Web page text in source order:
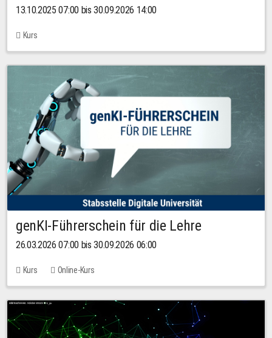
13.10.2025 07:00 bis 30.09.2026 14:00
Kurs
genKI-Führerschein für die Lehre
26.03.2026 07:00 bis 30.09.2026 06:00
Kurs Online-Kurs